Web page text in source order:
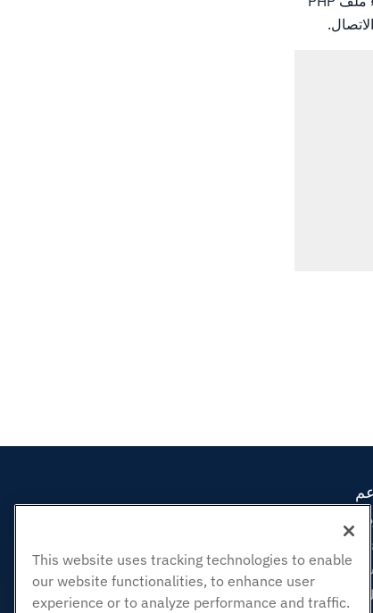
الحية معنا
تذكرة الدعم
على البريد الاليكتروني
404-1279
This website uses tracking technologies to enable
our website functionalities, to enhance user
experience or to analyze performance and traffic.